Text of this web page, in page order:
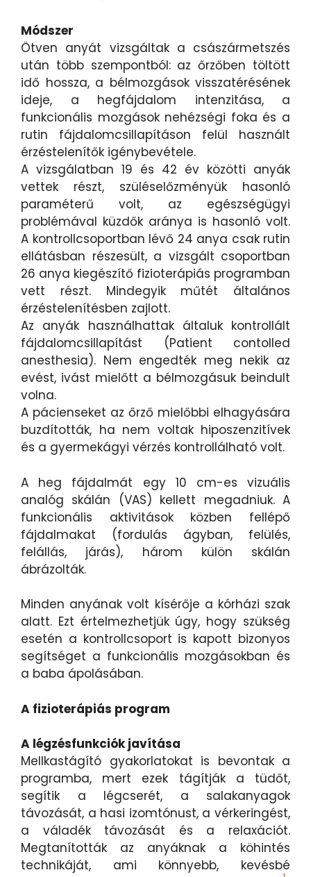
Módszer
Ötven anyát vizsgáltak a császármetszés
után több szempontból: az őrzőben töltött
idő hossza, a bélmozgások visszatérésének
ideje, a hegfájdalom intenzitása, a
funkcionális mozgások nehézségi foka és a
rutin fájdalomcsillapításon felül használt
érzéstelenítők igénybevétele.
A vizsgálatban 19 és 42 év közötti anyák
vettek részt, szüléselőzményük hasonló
paraméterű volt, az egészségügyi
problémával küzdők aránya is hasonló volt.
A kontrollcsoportban lévő 24 anya csak rutin
ellátásban részesült, a vizsgált csoportban
26 anya kiegészítő fizioterápiás programban
vett részt. Mindegyik műtét általános
érzéstelenítésben zajlott.
Az anyák használhattak általuk kontrollált
fájdalomcsillapítást (Patient contolled
anesthesia). Nem engedték meg nekik az
evést, ivást mielőtt a bélmozgásuk beindult
volna.
A pácienseket az őrző mielőbbi elhagyására
buzdították, ha nem voltak hiposzenzitívek
és a gyermekágyi vérzés kontrollálható volt.
A heg fájdalmát egy 10 cm-es vizuális
analóg skálán (VAS) kellett megadniuk. A
funkcionális aktivitások közben fellépő
fájdalmakat (fordulás ágyban, felülés,
felállás, járás), három külön skálán
ábrázolták.
Minden anyának volt kísérője a kórházi szak
alatt. Ezt értelmezhetjük úgy, hogy szükség
esetén a kontrollcsoport is kapott bizonyos
segítséget a funkcionális mozgásokban és
a baba ápolásában.
A fizioterápiás program
A légzésfunkciók javítása
Mellkastágító gyakorlatokat is bevontak a
programba, mert ezek tágítják a tüdőt,
segítik a légcserét, a salakanyagok
távozását, a hasi izomtónust, a vérkeringést,
a váladék távozását és a relaxációt.
Megtanították az anyáknak a köhintés
technikáját, ami könnyebb, kevésbé